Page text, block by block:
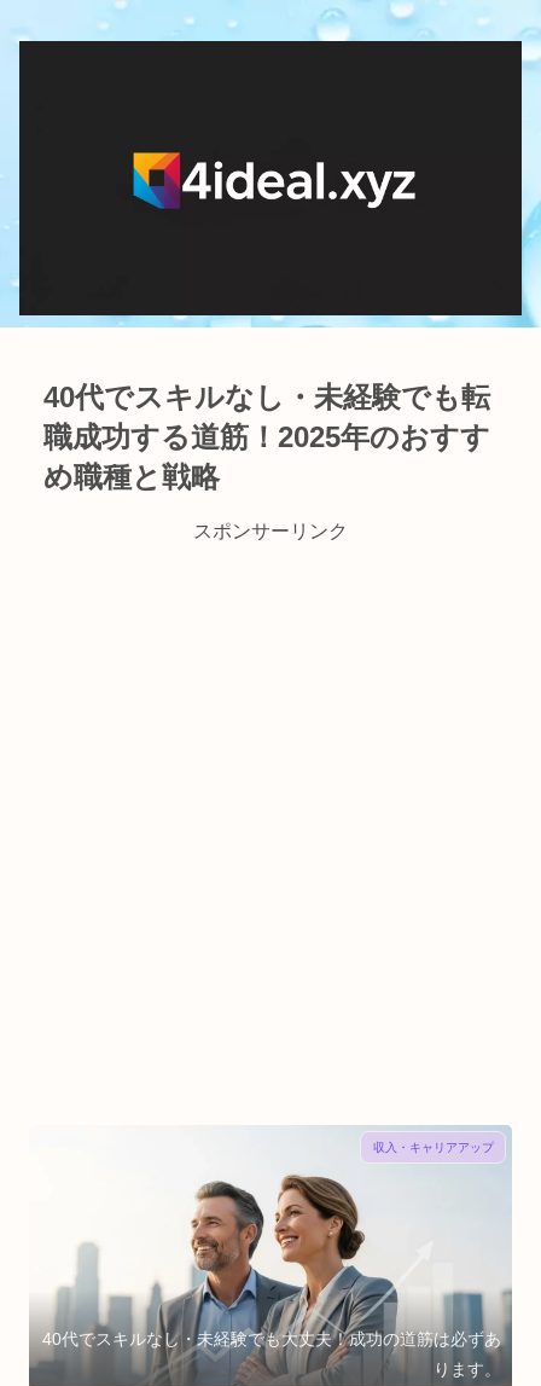
40代でスキルなし・未経験でも転
職成功する道筋！2025年のおすす
め職種と戦略
スポンサーリンク
収入・キャリアアップ
40代でスキルなし・未経験でも大丈夫！成功の道筋は必ずあ
ります。